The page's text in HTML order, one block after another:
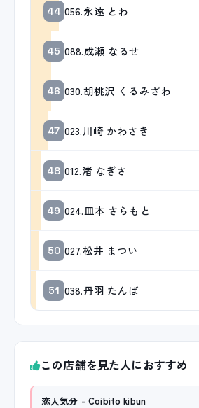
44 056.永遠 とわ
45 088.成瀬 なるせ
46 030.胡桃沢 くるみざわ
47 023.川崎 かわさき
48 012.渚 なぎさ
49 024.皿本 さらもと
50 027.松井 まつい
51 038.丹羽 たんば
この店舗を見た人におすすめ
恋人気分 - Coibito kibun